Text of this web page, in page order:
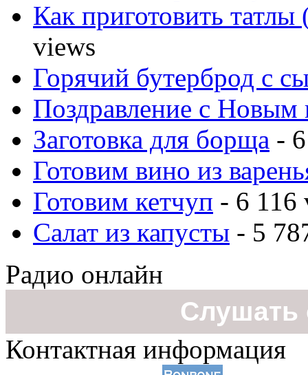
Как приготовить татлы
views
Горячий бутерброд с
Поздравление с Новым
Заготовка для борща -
Готовим вино из
Готовим кетчуп - 6 116
Салат из капусты - 5
Радио онлайн
Слушать
Контактная информация